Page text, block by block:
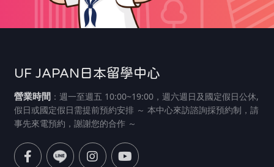
UF JAPAN日本留學中心
營業時間：週一至週五 10:00~19:00，週六週日及國定假日公休,
假日或國定假日需提前預約安排 ～ 本中心來訪諮詢採預約制，請
事先來電預約，謝謝您的合作 ～